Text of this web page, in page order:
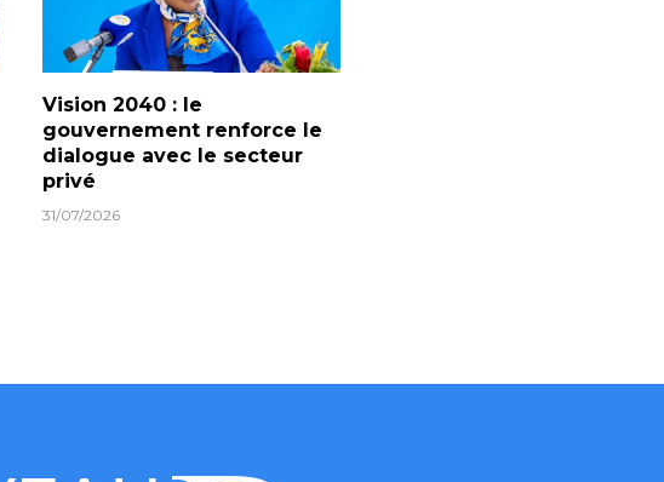
Vision 2040 : le
gouvernement renforce le
dialogue avec le secteur
privé
31/07/2026